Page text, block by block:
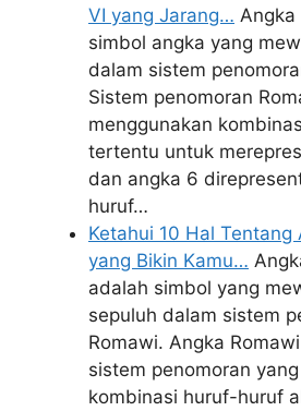
VI yang Jarang…
simbol angka yang
dalam sistem
Sistem penomoran
menggunakan
tertentu untuk
dan angka 6
huruf…
Ketahui 10 Hal Tentang
yang Bikin Kamu…
adalah simbol yang
sepuluh dalam sistem
Romawi. Angka
sistem penomoran
kombinasi huruf-huruf